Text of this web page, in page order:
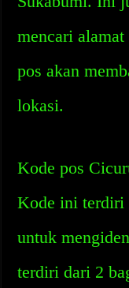
mencari
pos akan
lokasi.
Kode pos
Kode ini terdiri
untuk
terdiri dari 2